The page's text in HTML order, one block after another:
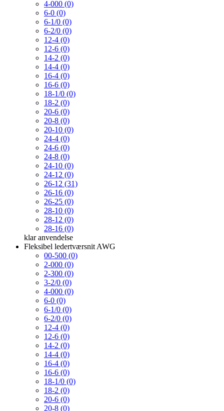
4-000 (0)
6-0 (0)
6-1/0 (0)
6-2/0 (0)
12-4 (0)
12-6 (0)
14-2 (0)
14-4 (0)
16-4 (0)
16-6 (0)
18-1/0 (0)
18-2 (0)
20-6 (0)
20-8 (0)
20-10 (0)
24-4 (0)
24-6 (0)
24-8 (0)
24-10 (0)
24-12 (0)
26-12 (31)
26-16 (0)
26-25 (0)
28-10 (0)
28-12 (0)
28-16 (0)
klar anvendelse
Fleksibel ledertværsnit AWG
00-500 (0)
2-000 (0)
2-300 (0)
3-2/0 (0)
4-000 (0)
6-0 (0)
6-1/0 (0)
6-2/0 (0)
12-4 (0)
12-6 (0)
14-2 (0)
14-4 (0)
16-4 (0)
16-6 (0)
18-1/0 (0)
18-2 (0)
20-6 (0)
20-8 (0)